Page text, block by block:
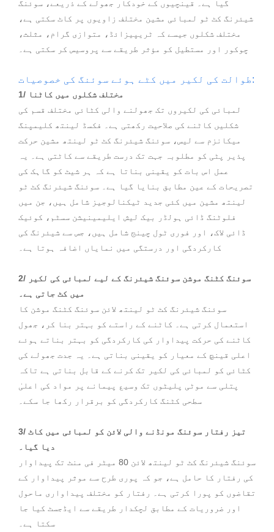
گیا ہے۔ قینچیوں کے خودکار جھولے کے ذریعے، سوئنگ
شیئرنگ کٹ ٹو لمبائی مشین مختلف زاویوں پر کاٹ سکتی ہے،
مختلف شکلوں جیسے کہ ٹریپیزائڈ، متوازی گرام، مثلث،
چوکور اور مستطیل کو مؤثر طریقے سے پروسیس کر سکتی ہے۔
طوالت کی لکیر میں کٹے ہوئے سوئنگ کی خصوصیات:
1/ مختلف شکلوں میں کاٹنا
لمبائی کی لکیروں تک جھولنے والی کٹائی مختلف قسم کی
شکلیں کاٹنے کی صلاحیت رکھتی ہے۔ فکسڈ لینتھ کلیمپنگ
میکانزم سے لیس، سوئنگ شیئرنگ کٹ ٹو لینتھ مشین حرکت
پذیر پٹی کو مطلوبہ جہت تک درست طریقے سے کاٹتی ہے۔ یہ
عمل اس بات کو یقینی بناتا ہے کہ ہر شیٹ کو گاہک کی
تصریحات کے عین مطابق بنایا گیا ہے۔ سوئنگ شیئرنگ کٹ ٹو
لینتھ مشین میں کئی جدید ٹیکنالوجیز شامل ہیں، جن میں
فلوٹنگ ڈائی ہولڈر بیک لیش ایلیمینیشن سسٹم، کوئیک
ڈائی لاک، اور فوری ٹول چینج شامل ہیں، جس سے شیئرنگ کی
کارکردگی اور درستگی میں نمایاں اضافہ ہوتا ہے۔
2/ سوئنگ کٹنگ موشن سوئنگ شیئرنگ کے لیے لمبائی کی لکیر
میں کٹ جاتی ہے۔
سوئنگ شیئرنگ کٹ ٹو لینتھ لائن سوئنگ کٹنگ موشن کا
استعمال کرتی ہے۔ کاٹنے کے راستے کو بہتر بنا کر، جھول
کاٹنے کی حرکت پیداوار کی کارکردگی کو بہتر بناتے ہوئے
اعلی قینچ کے معیار کو یقینی بناتی ہے۔ یہ جدت جھولے کی
کٹائی کو لمبائی کی لکیر تک کرنے کے قابل بناتی ہے تاکہ
پتلی سے موٹی پلیٹوں تک وسیع پیمانے پر مواد کی اعلیٰ
سطحی کٹنگ کارکردگی کو برقرار رکھا جا سکے۔
3/ تیز رفتار سوئنگ مونڈنے والی لائن کو لمبائی میں کاٹ
دیا گیا۔
سوئنگ شیئرنگ کٹ ٹو لینتھ لائن 80 میٹر فی منٹ تک پیداوار
کی رفتار کا حامل ہے، جو کہ پوری طرح سے موثر پیداوار کے
تقاضوں کو پورا کرتی ہے۔ رفتار کو مختلف پیداواری ماحول
اور ضروریات کے مطابق لچکدار طریقے سے ایڈجسٹ کیا جا
سکتا ہے۔